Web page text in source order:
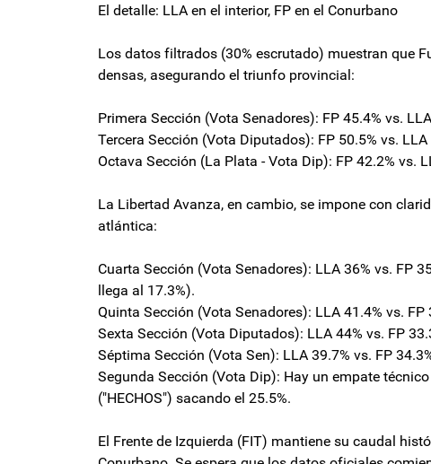
El detalle: LLA en el interior, FP en el Conurbano
Los datos filtrados (30% escrutado) muestran que
densas, asegurando el triunfo provincial:
Primera Sección (Vota Senadores): FP 45.4% vs.
Tercera Sección (Vota Diputados): FP 50.5% vs. LLA
Octava Sección (La Plata - Vota Dip): FP 42.2% vs.
La Libertad Avanza, en cambio, se impone con
atlántica:
Cuarta Sección (Vota Senadores): LLA 36% vs. FP
llega al 17.3%).
Quinta Sección (Vota Senadores): LLA 41.4% vs. FP
Sexta Sección (Vota Diputados): LLA 44% vs. FP
Séptima Sección (Vota Sen): LLA 39.7% vs. FP
Segunda Sección (Vota Dip): Hay un empate
("HECHOS") sacando el 25.5%.
El Frente de Izquierda (FIT) mantiene su caudal